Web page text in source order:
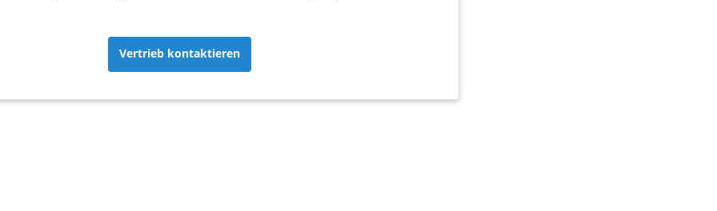
Vertrieb kontaktieren